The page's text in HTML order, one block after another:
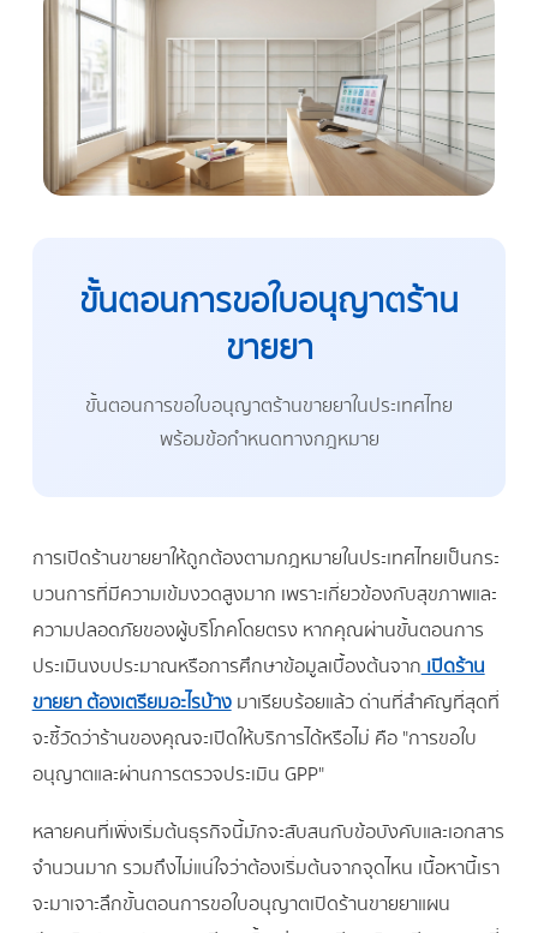
ขั้นตอนการขอใบอนุญาตร้าน
ขายยา
ขั้นตอนการขอใบอนุญาตร้านขายยาในประเทศไทย
พร้อมข้อกำหนดทางกฎหมาย
การเปิดร้านขายยาให้ถูกต้องตามกฎหมายในประเทศไทยเป็นกระ
บวนการที่มีความเข้มงวดสูงมาก เพราะเกี่ยวข้องกับสุขภาพและ
ความปลอดภัยของผู้บริโภคโดยตรง หากคุณผ่านขั้นตอนการ
ประเมินงบประมาณหรือการศึกษาข้อมูลเบื้องต้นจากเปิดร้าน
ขายยา ต้องเตรียมอะไรบ้างมาเรียบร้อยแล้ว ด่านที่สำคัญที่สุดที่
จะชี้วัดว่าร้านของคุณจะเปิดให้บริการได้หรือไม่ คือ "การขอใบ
อนุญาตและผ่านการตรวจประเมิน GPP"
หลายคนที่เพิ่งเริ่มต้นธุรกิจนี้มักจะสับสนกับข้อบังคับและเอกสาร
จำนวนมาก รวมถึงไม่แน่ใจว่าต้องเริ่มต้นจากจุดไหน เนื้อหานี้เรา
จะมาเจาะลึกขั้นตอนการขอใบอนุญาตเปิดร้านขายยาแผน